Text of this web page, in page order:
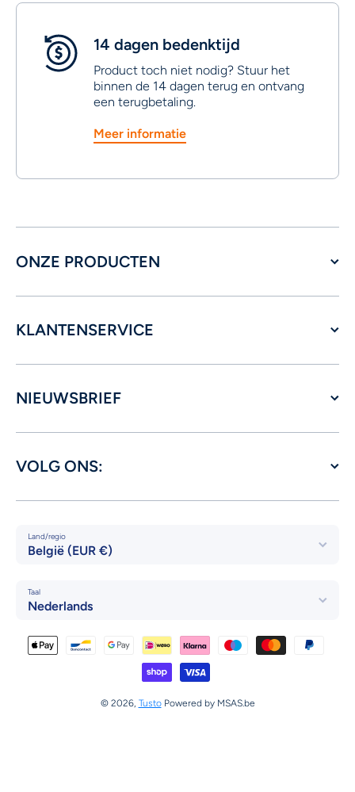
14 dagen bedenktijd
Product toch niet nodig? Stuur het
binnen de 14 dagen terug en ontvang
een terugbetaling.
Meer informatie
ONZE PRODUCTEN
KLANTENSERVICE
NIEUWSBRIEF
VOLG ONS:
Land/regio
België (EUR €)
Taal
Nederlands
Betaalmethodes
© 2026, Tusto Powered by MSAS.be